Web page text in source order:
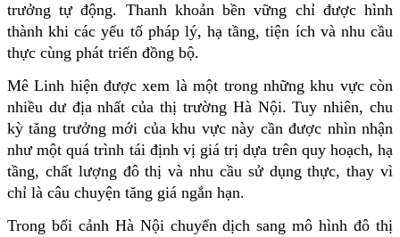
trưởng tự động. Thanh khoản bền vững chỉ được hình
thành khi các yếu tố pháp lý, hạ tầng, tiện ích và nhu cầu
thực cùng phát triển đồng bộ.
Mê Linh hiện được xem là một trong những khu vực còn
nhiều dư địa nhất của thị trường Hà Nội. Tuy nhiên, chu
kỳ tăng trưởng mới của khu vực này cần được nhìn nhận
như một quá trình tái định vị giá trị dựa trên quy hoạch, hạ
tầng, chất lượng đô thị và nhu cầu sử dụng thực, thay vì
chỉ là câu chuyện tăng giá ngắn hạn.
Trong bối cảnh Hà Nội chuyển dịch sang mô hình đô thị